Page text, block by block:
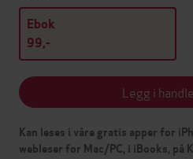
Ebok
99,-
Legg i
Kan leses i våre gratis apper for
webleser for Mac/PC, i iBooks, på